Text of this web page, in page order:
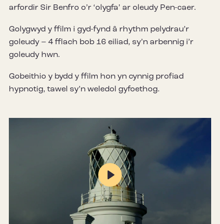
arfordir Sir Benfro o’r ‘olygfa’ ar oleudy Pen-caer.
Golygwyd y ffilm i gyd-fynd â rhythm pelydrau’r
goleudy – 4 fflach bob 16 eiliad, sy’n arbennig i’r
goleudy hwn.
Gobeithio y bydd y ffilm hon yn cynnig profiad
hypnotig, tawel sy’n weledol gyfoethog.
Play